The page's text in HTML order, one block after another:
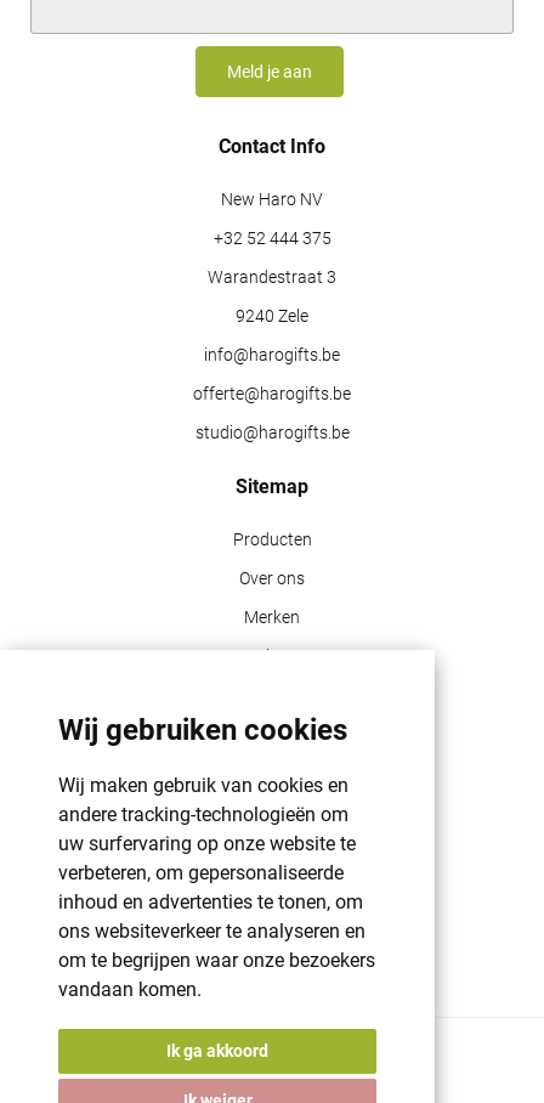
Wij gebruiken cookies
Wij maken gebruik van cookies en
andere tracking-technologieën om
uw surfervaring op onze website te
verbeteren, om gepersonaliseerde
inhoud en advertenties te tonen, om
ons websiteverkeer te analyseren en
om te begrijpen waar onze bezoekers
vandaan komen.
Ik ga akkoord
Contact Info
New Haro NV
+32 52 444 375
Warandestraat 3
9240 Zele
info@harogifts.be
offerte@harogifts.be
studio@harogifts.be
Sitemap
Producten
Over ons
Merken
Blog
GDPR | PRIVACY POLICY | HAROGIFTS
PMS kleuren
Cookie beleid
Voorwaarden en bepalingen
Winkelwagen
© 2026 Harogifts
BE98765445